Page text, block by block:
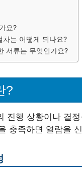
요?
는 어떻게 되나요?
서류는 무엇인가요?
?
진행 상황이나 결
충족하면 열람을